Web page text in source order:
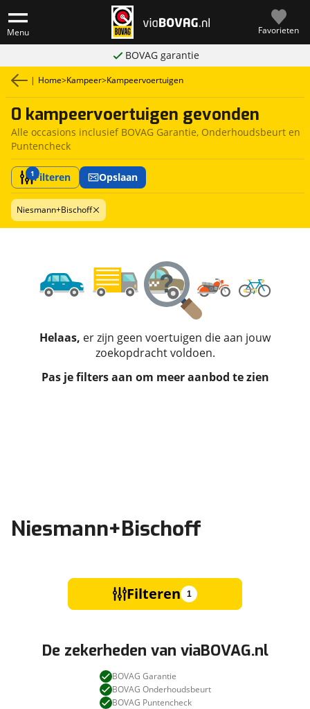
Menu Favorieten
BOVAG garantie
| Home>Kampeer>Kampeervoertuigen
0 kampeervoertuigen gevonden
Alle occasions inclusief BOVAG Garantie, Onderhoudsbeurt en
Puntencheck
1Filteren Opslaan
Niesmann+Bischoff
Helaas, er zijn geen voertuigen die aan jouw
zoekopdracht voldoen.
Pas je filters aan om meer aanbod te zien
Niesmann+Bischoff
Filteren 1
De zekerheden van viaBOVAG.nl
BOVAG Garantie
BOVAG Onderhoudsbeurt
BOVAG Puntencheck